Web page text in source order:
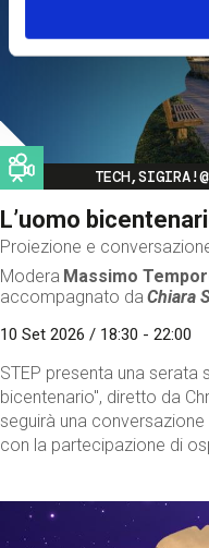
Image
L’uomo
Proiezione e
Modera Massimo
accompagnato da Chiara
10 Set 2026 / 18:30 - 22:00
STEP presenta una serata
bicentenario", diretto da
seguirà una
con la partecipazione di